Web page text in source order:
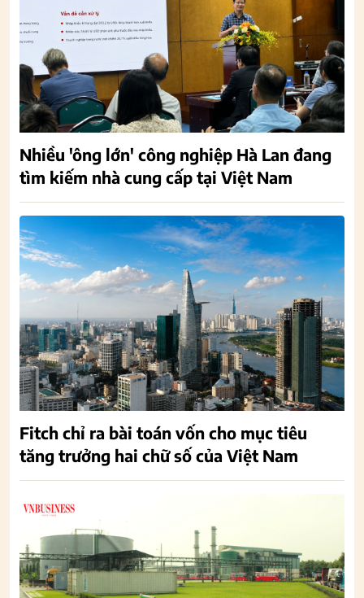
Nhiều 'ông lớn' công nghiệp Hà Lan đang
tìm kiếm nhà cung cấp tại Việt Nam
Fitch chỉ ra bài toán vốn cho mục tiêu
tăng trưởng hai chữ số của Việt Nam